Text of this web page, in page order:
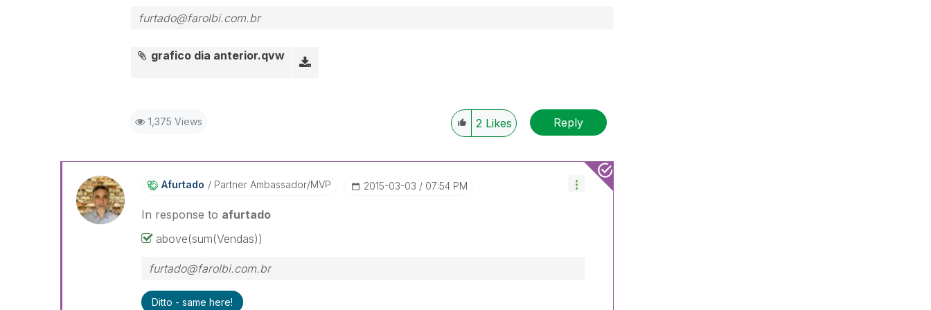
furtado@farolbi.com.br
grafico dia anterior.qvw
1,375 Views 2 Likes Reply
Afurtado Partner Ambassador/MVP ‎2015-03-03 07:54 PM
In response to afurtado
above(sum(Vendas))
furtado@farolbi.com.br
Ditto - same here!